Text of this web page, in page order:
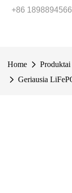
+86
Home Produktai
Geriausia